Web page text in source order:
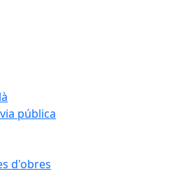
pública
d'obres